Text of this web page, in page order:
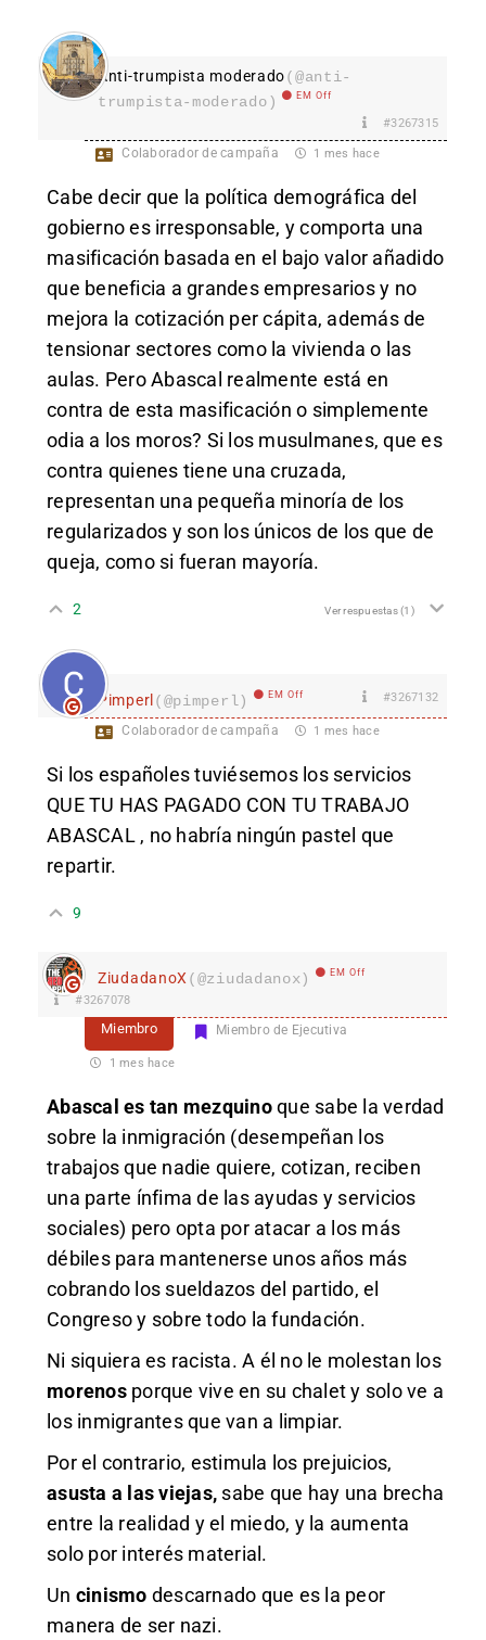
Anti-trumpista moderado(@anti-
trumpista-moderado)
EM Off
#3267315
Colaborador de campaña 1 mes hace
Cabe decir que la política demográfica del
gobierno es irresponsable, y comporta una
masificación basada en el bajo valor añadido
que beneficia a grandes empresarios y no
mejora la cotización per cápita, además de
tensionar sectores como la vivienda o las
aulas. Pero Abascal realmente está en
contra de esta masificación o simplemente
odia a los moros? Si los musulmanes, que es
contra quienes tiene una cruzada,
representan una pequeña minoría de los
regularizados y son los únicos de los que de
queja, como si fueran mayoría.
2 Ver respuestas(1)
Pimperl(@pimperl) EM Off #3267132
Colaborador de campaña 1 mes hace
Si los españoles tuviésemos los servicios
QUE TU HAS PAGADO CON TU TRABAJO
ABASCAL , no habría ningún pastel que
repartir.
9
ZiudadanoX (@ziudadanox) EM Off
#3267078
Miembro Miembro de Ejecutiva
1 mes hace
Abascal es tan mezquinoque sabe la verdad
sobre la inmigración (desempeñan los
trabajos que nadie quiere, cotizan, reciben
una parte ínfima de las ayudas y servicios
sociales) pero opta por atacar a los más
débiles para mantenerse unos años más
cobrando los sueldazos del partido, el
Congreso y sobre todo la fundación.
Ni siquiera es racista. A él no le molestan los
morenos porque vive en su chalet y solo ve a
los inmigrantes que van a limpiar.
Por el contrario, estimula los prejuicios,
asusta a las viejas, sabe que hay una brecha
entre la realidad y el miedo, y la aumenta
solo por interés material.
Un cinismo descarnado que es la peor
manera de ser nazi.